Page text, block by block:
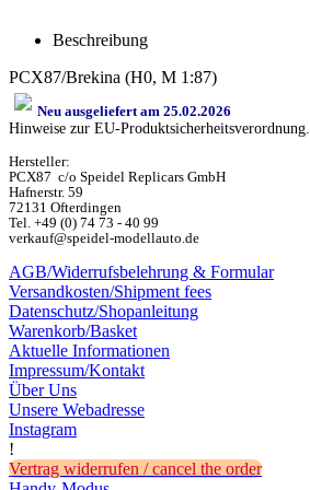
Beschreibung
PCX87/Brekina (H0, M 1:87)
Neu ausgeliefert am 25.02.2026
Hinweise zur EU-Produktsicherheitsverordnung.
Hersteller:
PCX87 c/o Speidel Replicars GmbH
Hafnerstr. 59
72131 Ofterdingen
Tel. +49 (0) 74 73 - 40 99
verkauf@speidel-modellauto.de
AGB/Widerrufsbelehrung & Formular
Versandkosten/Shipment fees
Datenschutz/Shopanleitung
Warenkorb/Basket
Aktuelle Informationen
Impressum/Kontakt
Über Uns
Unsere Webadresse
Instagram
!
Vertrag widerrufen / cancel the order